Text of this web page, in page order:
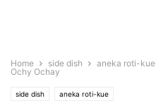
Home side dish aneka roti-kue
Ochy Ochay
side dish aneka roti-kue